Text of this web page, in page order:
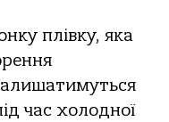
плівку, яка
час холодної